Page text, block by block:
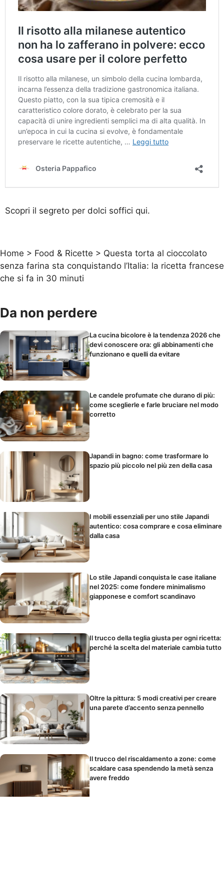
Scopri il segreto per dolci soffici qui.
Home > Food & Ricette > Questa torta al cioccolato
senza farina sta conquistando l’Italia: la ricetta francese
che si fa in 30 minuti
Da non perdere
La cucina bicolore è la tendenza 2026 che
devi conoscere ora: gli abbinamenti che
funzionano e quelli da evitare
Le candele profumate che durano di più:
come sceglierle e farle bruciare nel modo
corretto
Japandi in bagno: come trasformare lo
spazio più piccolo nel più zen della casa
I mobili essenziali per uno stile Japandi
autentico: cosa comprare e cosa eliminare
dalla casa
Lo stile Japandi conquista le case italiane
nel 2025: come fondere minimalismo
giapponese e comfort scandinavo
Il trucco della teglia giusta per ogni ricetta:
perché la scelta del materiale cambia tutto
Oltre la pittura: 5 modi creativi per creare
una parete d’accento senza pennello
Il trucco del riscaldamento a zone: come
scaldare casa spendendo la metà senza
avere freddo